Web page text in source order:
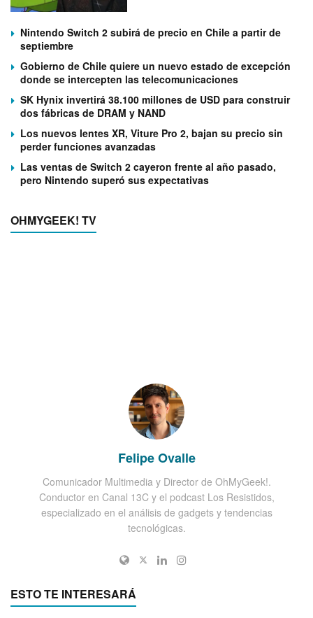
Nintendo Switch 2 subirá de precio en Chile a partir de
septiembre
Gobierno de Chile quiere un nuevo estado de excepción
donde se intercepten las telecomunicaciones
SK Hynix invertirá 38.100 millones de USD para construir
dos fábricas de DRAM y NAND
Los nuevos lentes XR, Viture Pro 2, bajan su precio sin
perder funciones avanzadas
Las ventas de Switch 2 cayeron frente al año pasado,
pero Nintendo superó sus expectativas
OHMYGEEK! TV
Felipe Ovalle
Comunicador Multimedia y Director de OhMyGeek!.
Conductor en Canal 13C y el podcast Los Resistidos,
especializado en el análisis de gadgets y tendencias
tecnológicas.
ESTO TE INTERESARÁ